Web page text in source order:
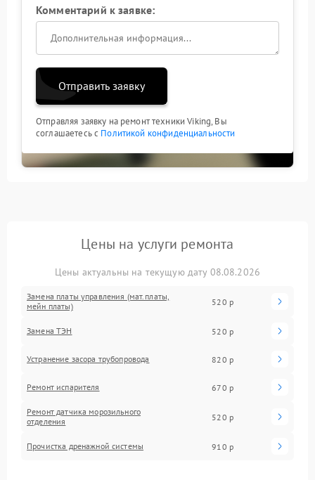
Комментарий к заявке:
Отправить заявку
Отправляя заявку на ремонт техники Viking, Вы
соглашаетесь с Политикой конфиденциальности
Цены на услуги ремонта
Цены актуальны на текущую дату 08.08.2026
Замена платы управления (мат.платы,
мейн платы)
520 р
Замена ТЭН 520 р
Устранение засора трубопровода 820 р
Ремонт испарителя 670 р
Ремонт датчика морозильного
отделения
520 р
Прочистка дренажной системы 910 р